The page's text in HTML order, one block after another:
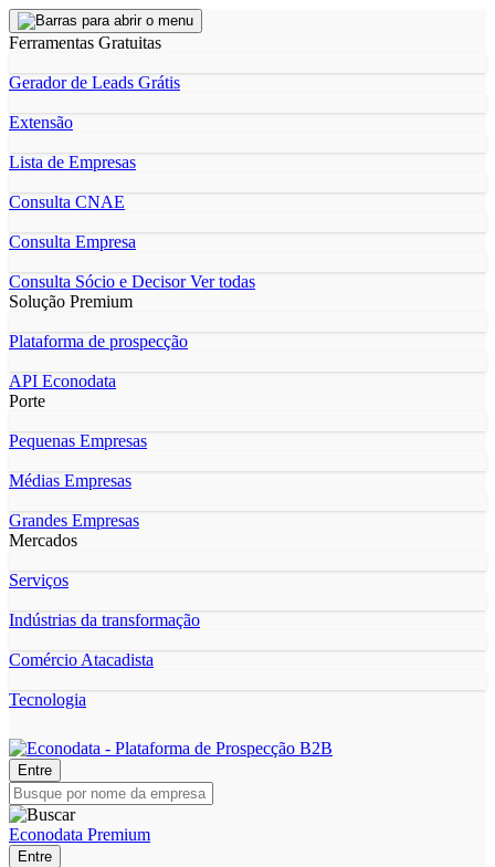
Ferramentas Gratuitas
Gerador de Leads Grátis
Extensão
Lista de Empresas
Consulta CNAE
Consulta Empresa
Consulta Sócio e DecisorVer todas
Solução Premium
Plataforma de prospecção
API Econodata
Porte
Pequenas Empresas
Médias Empresas
Grandes Empresas
Mercados
Serviços
Indústrias da transformação
Comércio Atacadista
Tecnologia
Entre
Econodata Premium
Entre